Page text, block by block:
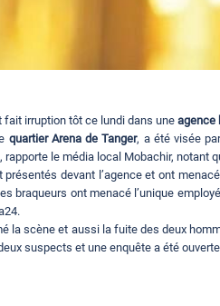
irruption tôt ce lundi dans une agence
quartier Arena de Tanger, a été visée
le média local Mobachir, notant
devant l’agence et ont
braqueurs ont menacé l’unique
la scène et aussi la fuite des deux
suspects et une enquête a été